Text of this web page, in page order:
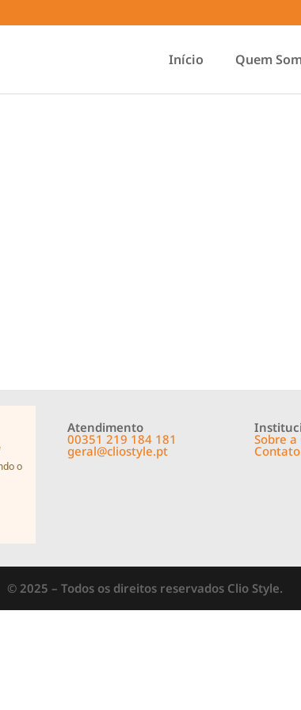
Início Quem
o
Atendimento
00351 219 184 181
geral@cliostyle.pt
Sobre a
Contato
© 2025 – Todos os direitos reservados Clio Style.